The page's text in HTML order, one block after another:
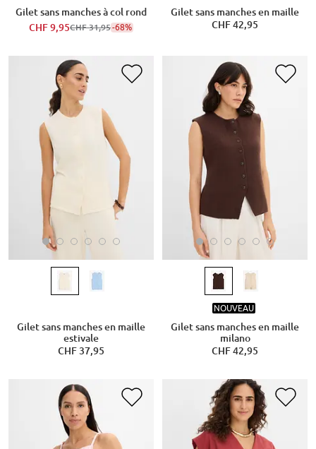
Gilet sans manches à col rond
CHF 9,95CHF 31,95-68%
Gilet sans manches en maille
CHF 42,95
Gilet sans manches en maille
estivale
CHF 37,95
NOUVEAU
Gilet sans manches en maille
milano
CHF 42,95